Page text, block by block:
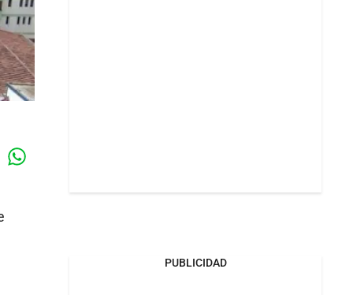
PUBLICIDAD